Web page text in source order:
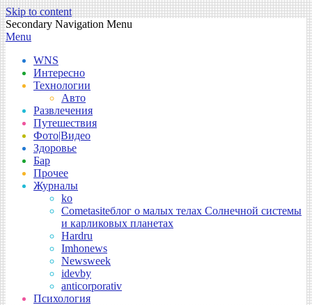
Skip to content
Secondary Navigation Menu
Menu
WNS
Интересно
Технологии
Авто
Развлечения
Путешествия
Фото|Видео
Здоровье
Бар
Прочее
Журналы
ko
Cometasiteблог о малых телах Солнечной системы
и карликовых планетах
Hardru
Imhonews
Newsweek
idevby
anticorporativ
Психология